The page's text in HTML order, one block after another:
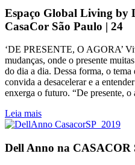
Espaço Global Living by
CasaCor São Paulo | 24
‘DE PRESENTE, O AGORA’
mudanças, onde o presente
do dia a dia. Dessa forma, o
convida a desacelerar e a
enxerga o futuro. “De presente,
Leia mais
Dell Anno na CASACOR